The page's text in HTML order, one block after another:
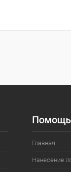
Помощь
Главная
Нанесение